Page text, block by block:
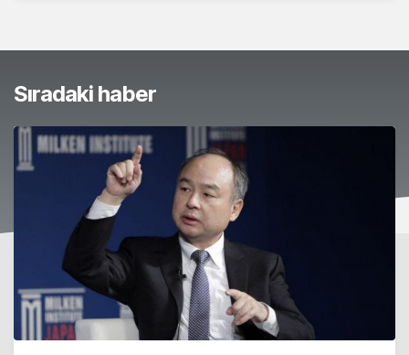
Sıradaki haber